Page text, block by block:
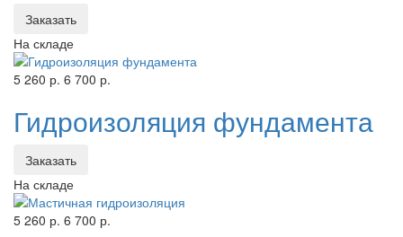
Заказать
На складе
5 260 р. 6 700 р.
Гидроизоляция фундамента
Заказать
На складе
5 260 р. 6 700 р.